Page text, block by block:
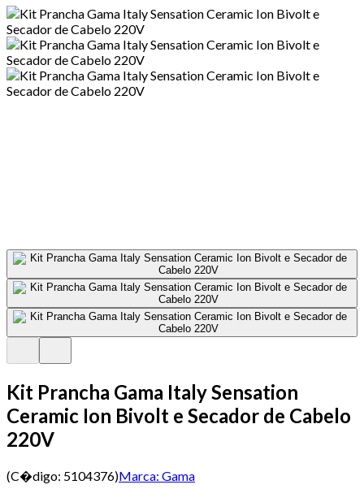
Kit Prancha Gama Italy Sensation
Ceramic Ion Bivolt e Secador de Cabelo
220V
(C�digo: 5104376)Marca: Gama